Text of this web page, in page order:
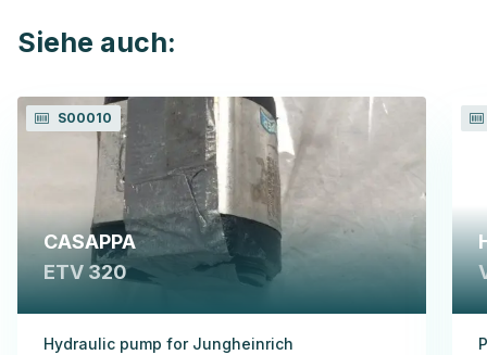
Siehe auch:
S00010
CASAPPA
ETV 320
Hydraulic pump for Jungheinrich